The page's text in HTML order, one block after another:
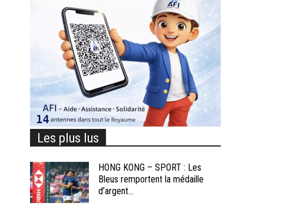
Les plus lus
HONG KONG – SPORT : Les
Bleus remportent la médaille
d’argent...